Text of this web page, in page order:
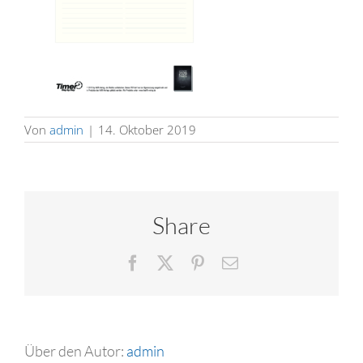
Von admin | 14. Oktober 2019
Share
Facebook Pinterest
E-
Über den Autor: admin